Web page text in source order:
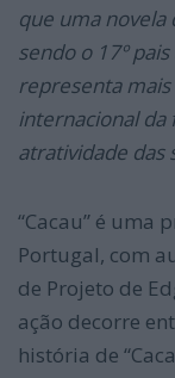
que uma novela
sendo o 17º
representa
internacional da
atratividade das
“Cacau” é uma
Portugal, com
de Projeto de
ação decorre
história de